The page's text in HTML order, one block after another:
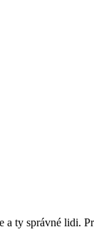
a ty správné lidi.